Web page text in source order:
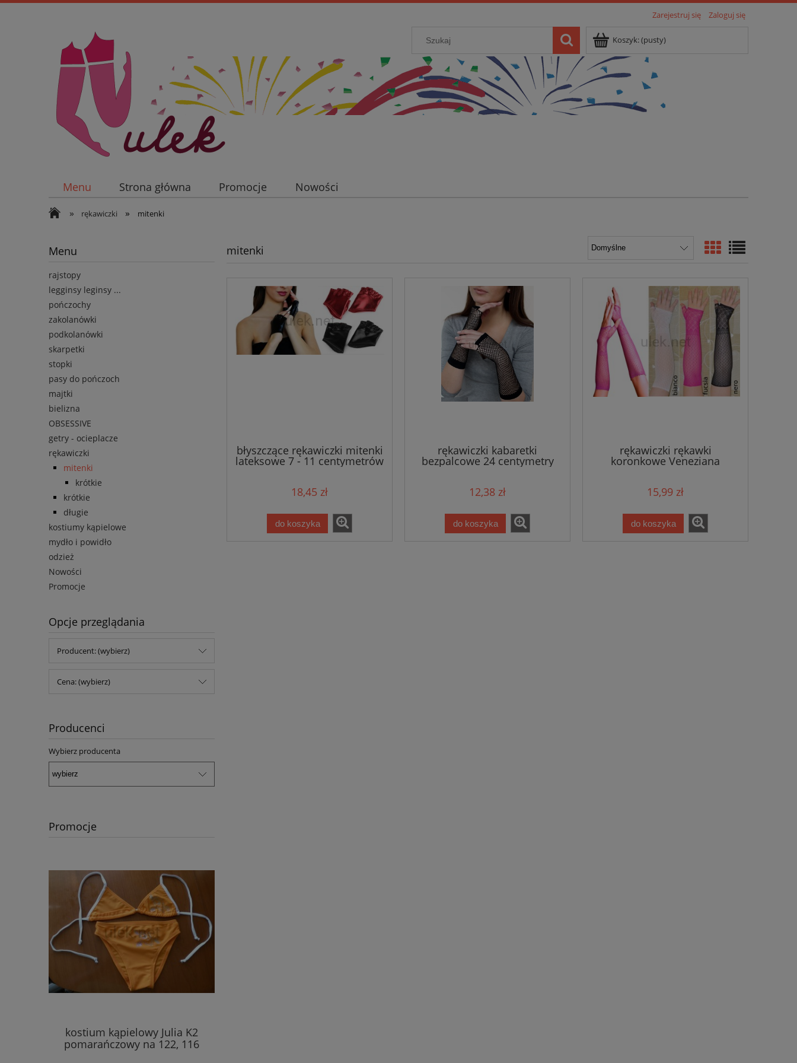
Zarejestruj się Zaloguj się
Koszyk:(pusty)
Menu Strona główna Promocje Nowości
» rękawiczki » mitenki
Menu
rajstopy
legginsy leginsy ...
pończochy
zakolanówki
podkolanówki
skarpetki
stopki
pasy do pończoch
majtki
bielizna
OBSESSIVE
getry - ocieplacze
rękawiczki
mitenki
krótkie
krótkie
długie
kostiumy kąpielowe
mydło i powidło
odzież
Nowości
Promocje
Opcje przeglądania
Producent: (wybierz)
Cena: (wybierz)
Producenci
Wybierz producenta
Promocje
kostium kąpielowy Julia K2
pomarańczowy na 122, 116
mitenki
błyszczące rękawiczki mitenki
lateksowe 7 - 11 centymetrów
18,45 zł
do koszyka
rękawiczki kabaretki
bezpalcowe 24 centymetry
12,38 zł
do koszyka
rękawiczki rękawki
koronkowe Veneziana
15,99 zł
do koszyka